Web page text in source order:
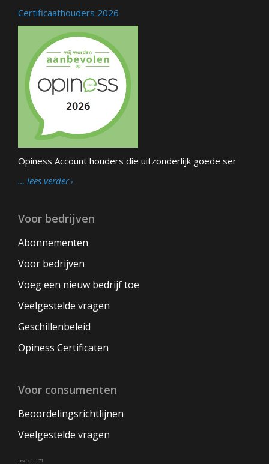
Certificaathouders 2026
Opiness Account houders die uitzonderlijk goede ser
… lees verder
Voor bedrijven
Abonnementen
Voor bedrijven
Voeg een nieuw bedrijf toe
Veelgestelde vragen
Geschillenbeleid
Opiness Certificaten
Voor consumenten
Beoordelingsrichtlijnen
Veelgestelde vragen
revision 71